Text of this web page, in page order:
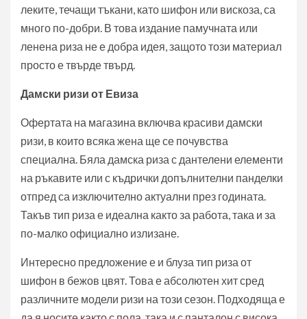
леките, течащи тъкани, като шифон или вискоза, са
много по-добри. В това издание памучната или
ленена риза не е добра идея, защото този материал
просто е твърде твърд.
Дамски ризи от Евиза
Офертата на магазина включва красиви дамски
ризи, в които всяка жена ще се почувства
специална. Бяла дамска риза с дантелени елементи
на ръкавите или с къдрички допълнителни панделки
отпред са изключително актуални през годината.
Такъв тип риза е идеална както за работа, така и за
по-малко официално излизане.
Интересно предложение е и блуза тип риза от
шифон в бежов цвят. Това е абсолютен хит сред
различните модели ризи на този сезон. Подходяща е